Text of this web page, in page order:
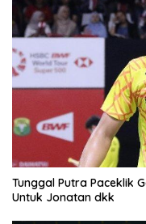
Tunggal Putra Paceklik
Untuk Jonatan dkk